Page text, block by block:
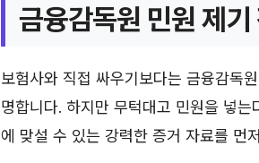
금융감독원 민원 제
보험사와 직접 싸우기보다는 금융감독
명합니다. 하지만 무턱대고 민원을 넣는
에 맞설 수 있는 강력한 증거 자료를 먼